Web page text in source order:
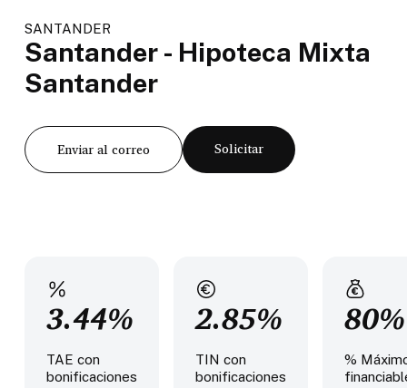
SANTANDER
Santander - Hipoteca Mixta
Santander
Enviar al correo Solicitar
3.44%
TAE con
bonificaciones
2.85%
TIN con
bonificaciones
80%
%